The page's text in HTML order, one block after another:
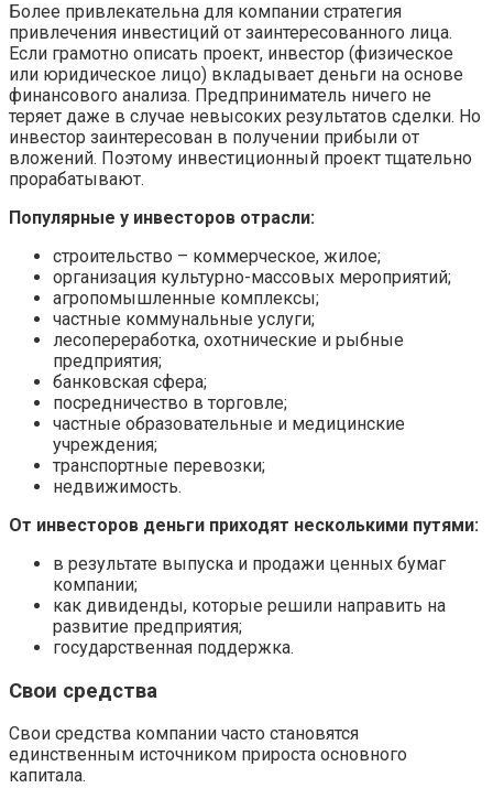
Более привлекательна для компании стратегия
привлечения инвестиций от заинтересованного лица.
Если грамотно описать проект, инвестор (физическое
или юридическое лицо) вкладывает деньги на основе
финансового анализа. Предприниматель ничего не
теряет даже в случае невысоких результатов сделки. Но
инвестор заинтересован в получении прибыли от
вложений. Поэтому инвестиционный проект тщательно
прорабатывают.
Популярные у инвесторов отрасли:
строительство – коммерческое, жилое;
организация культурно-массовых мероприятий;
агропомышленные комплексы;
частные коммунальные услуги;
лесопереработка, охотнические и рыбные
предприятия;
банковская сфера;
посредничество в торговле;
частные образовательные и медицинские
учреждения;
транспортные перевозки;
недвижимость.
От инвесторов деньги приходят несколькими путями:
в результате выпуска и продажи ценных бумаг
компании;
как дивиденды, которые решили направить на
развитие предприятия;
государственная поддержка.
Свои средства
Свои средства компании часто становятся
единственным источником прироста основного
капитала.